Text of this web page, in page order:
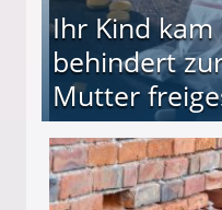
Ihr Kind kam
behindert
Mutter
Mutter freigesprochen!